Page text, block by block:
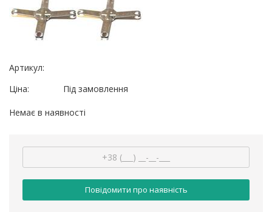
Артикул:
Ціна:
Під замовлення
Немає в наявності
Повідомити про наявність